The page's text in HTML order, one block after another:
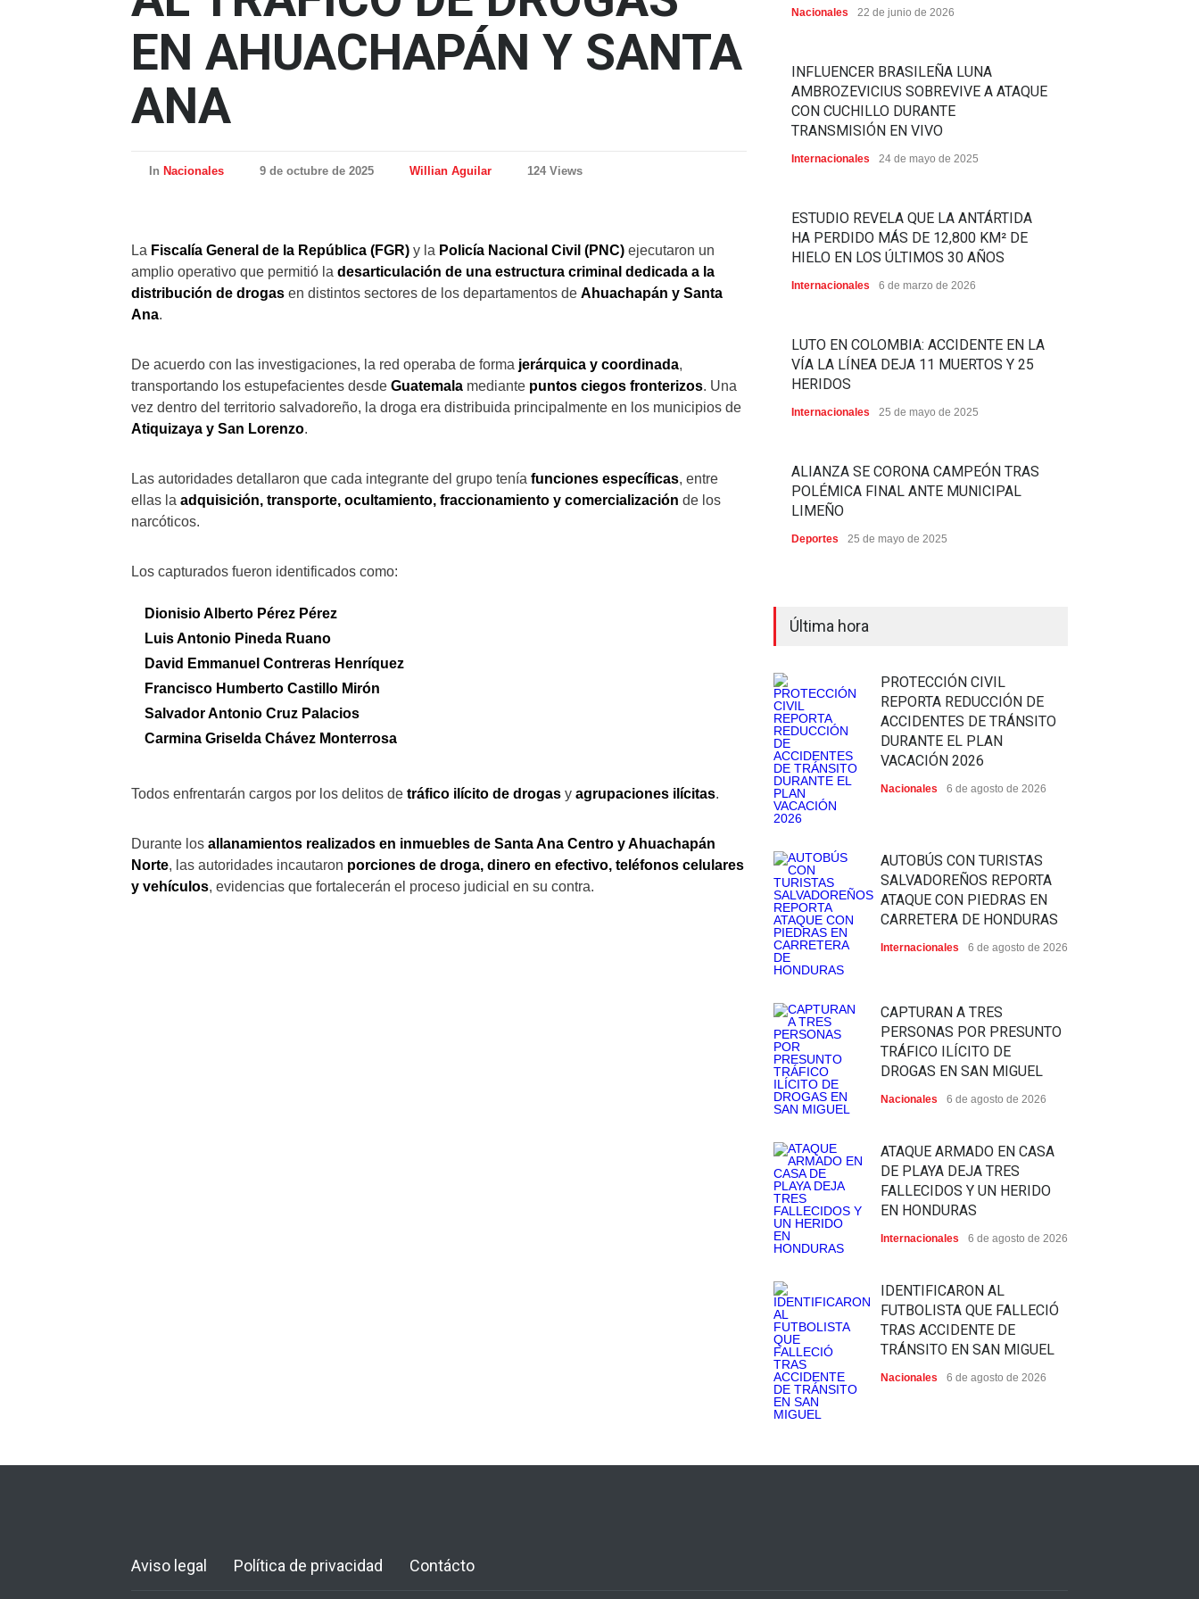
EN AHUACHAPÁN Y SANTA
ANA
In Nacionales 9 de octubre de 2025 Willian Aguilar 124 Views
La Fiscalía General de la República (FGR) y la Policía Nacional Civil (PNC) ejecutaron un
amplio operativo que permitió la desarticulación de una estructura criminal dedicada a la
distribución de drogas en distintos sectores de los departamentos de Ahuachapán y Santa
Ana.
De acuerdo con las investigaciones, la red operaba de forma jerárquica y coordinada,
transportando los estupefacientes desde Guatemala mediante puntos ciegos fronterizos. Una
vez dentro del territorio salvadoreño, la droga era distribuida principalmente en los municipios de
Atiquizaya y San Lorenzo.
Las autoridades detallaron que cada integrante del grupo tenía funciones específicas, entre
ellas la adquisición, transporte, ocultamiento, fraccionamiento y comercialización de los
narcóticos.
Los capturados fueron identificados como:
Dionisio Alberto Pérez Pérez
Luis Antonio Pineda Ruano
David Emmanuel Contreras Henríquez
Francisco Humberto Castillo Mirón
Salvador Antonio Cruz Palacios
Carmina Griselda Chávez Monterrosa
Todos enfrentarán cargos por los delitos de tráfico ilícito de drogas y agrupaciones ilícitas.
Durante los allanamientos realizados en inmuebles de Santa Ana Centro y Ahuachapán
Norte, las autoridades incautaron porciones de droga, dinero en efectivo, teléfonos celulares
y vehículos, evidencias que fortalecerán el proceso judicial en su contra.
Nacionales 22 de junio de 2026
INFLUENCER BRASILEÑA LUNA
AMBROZEVICIUS SOBREVIVE A ATAQUE
CON CUCHILLO DURANTE
TRANSMISIÓN EN VIVO
Internacionales 24 de mayo de 2025
ESTUDIO REVELA QUE LA ANTÁRTIDA
HA PERDIDO MÁS DE 12,800 KM² DE
HIELO EN LOS ÚLTIMOS 30 AÑOS
Internacionales 6 de marzo de 2026
LUTO EN COLOMBIA: ACCIDENTE EN LA
VÍA LA LÍNEA DEJA 11 MUERTOS Y 25
HERIDOS
Internacionales 25 de mayo de 2025
ALIANZA SE CORONA CAMPEÓN TRAS
POLÉMICA FINAL ANTE MUNICIPAL
LIMEÑO
Deportes 25 de mayo de 2025
Última hora
PROTECCIÓN CIVIL
REPORTA REDUCCIÓN DE
ACCIDENTES DE TRÁNSITO
DURANTE EL PLAN
VACACIÓN 2026
Nacionales 6 de agosto de 2026
AUTOBÚS CON TURISTAS
SALVADOREÑOS REPORTA
ATAQUE CON PIEDRAS EN
CARRETERA DE HONDURAS
Internacionales 6 de agosto de 2026
CAPTURAN A TRES
PERSONAS POR PRESUNTO
TRÁFICO ILÍCITO DE
DROGAS EN SAN MIGUEL
Nacionales 6 de agosto de 2026
ATAQUE ARMADO EN CASA
DE PLAYA DEJA TRES
FALLECIDOS Y UN HERIDO
EN HONDURAS
Internacionales 6 de agosto de 2026
IDENTIFICARON AL
FUTBOLISTA QUE FALLECIÓ
TRAS ACCIDENTE DE
TRÁNSITO EN SAN MIGUEL
Nacionales 6 de agosto de 2026
Aviso legal Política de privacidad Contácto